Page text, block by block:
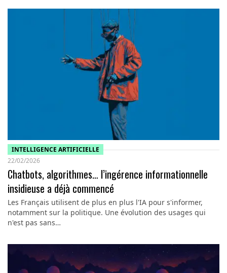
INTELLIGENCE ARTIFICIELLE
22/02/2026
Chatbots, algorithmes… l’ingérence informationnelle
insidieuse a déjà commencé
Les Français utilisent de plus en plus l'IA pour s'informer,
notamment sur la politique. Une évolution des usages qui
n'est pas sans…